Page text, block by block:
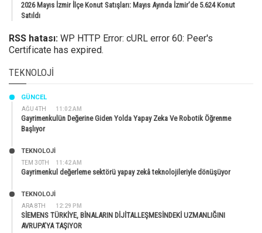
2026 Mayıs İzmir İlçe Konut Satışları: Mayıs Ayında İzmir’de 5.624 Konut
Satıldı
RSS hatası: WP HTTP Error: cURL error 60: Peer's
Certificate has expired.
TEKNOLOJI
AĞU 4TH 11:02 AM
GÜNCEL
Gayrimenkulün Değerine Giden Yolda Yapay Zeka Ve Robotik Öğrenme
Başlıyor
TEM 30TH 11:42 AM
TEKNOLOJİ
Gayrimenkul değerleme sektörü yapay zekâ teknolojileriyle dönüşüyor
ARA 8TH 12:29 PM
TEKNOLOJİ
SİEMENS TÜRKİYE, BİNALARIN DİJİTALLEŞMESİNDEKİ UZMANLIĞINI
AVRUPA’YA TAŞIYOR